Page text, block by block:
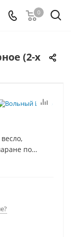
0
(2-х
по
виде и
цевьё, что в
доставку